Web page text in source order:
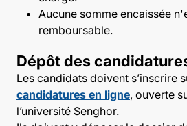
Aucune somme encaissée
remboursable.
Dépôt des
Les candidats doivent s’inscrire
candidatures en ligne, ouverte
l’université Senghor.